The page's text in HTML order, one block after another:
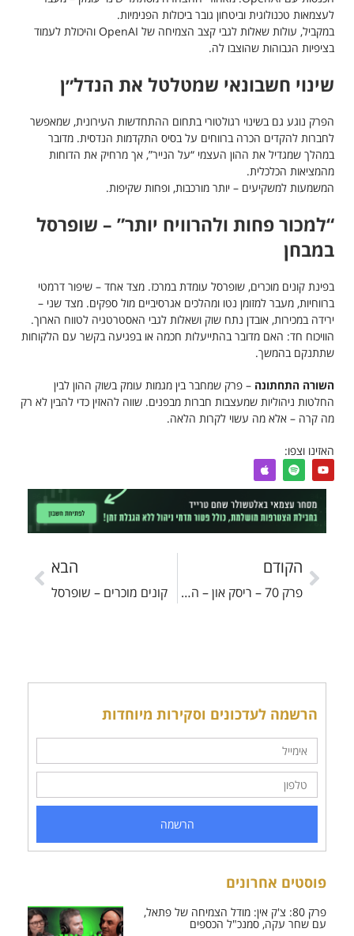
לעצמאות טכנולוגית וביטחון גובר ביכולות הפנימיות.
במקביל, עולות שאלות לגבי קצב הצמיחה של OpenAI והיכולת לעמוד
בציפיות הגבוהות שהוצבו לה.
שינוי חשבונאי שמטלטל את הנדל״ן
הפרק נוגע גם בשינוי רגולטורי בתחום ההתחדשות העירונית, שמאפשר
לחברות להקדים הכרה ברווחים על בסיס התקדמות הנדסית. מדובר
במהלך שמגדיל את ההון העצמי “על הנייר”, אך מרחיק את הדוחות
מהמציאות הכלכלית.
המשמעות למשקיעים – יותר מורכבות, ופחות שקיפות.
“למכור פחות ולהרוויח יותר” – שופרסל
במבחן
בפינת קונים מוכרים, שופרסל עומדת במרכז. מצד אחד – שיפור דרמטי
ברווחיות, מעבר למזומן נטו ומהלכים אגרסיביים מול ספקים. מצד שני –
ירידה במכירות, אובדן נתח שוק ושאלות לגבי האסטרטגיה לטווח הארוך.
הוויכוח חד: האם מדובר בהתייעלות חכמה או בפגיעה בקשר עם הלקוחות
שתתנקם בהמשך.
השורה התחתונה – פרק שמחבר בין מגמות עומק בשוק ההון לבין
החלטות ניהוליות שמעצבות חברות מבפנים. שווה להאזין כדי להבין לא רק
מה קרה – אלא מה עשוי לקרות הלאה.
האזינו וצפו:
הקודם
פרק 70 – ריסק און – הגרידיות בשיאה
הבא
קונים מוכרים – שופרסל
הרשמה לעדכונים וסקירות מיוחדות
הרשמה
פוסטים אחרונים
פרק 80: צ'ק אין: מודל הצמיחה של פתאל,
עם שחר עקה, סמנכ"ל הכספים